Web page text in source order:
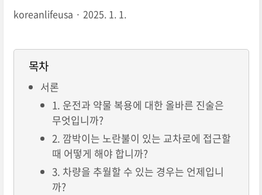
koreanlifeusa 2025. 1. 1.
목차
서론
1. 운전과 약물 복용에 대한 올바른 진술은
무엇입니까?
2. 깜박이는 노란불이 있는 교차로에 접근할
때 어떻게 해야 합니까?
3. 차량을 추월할 수 있는 경우는 언제입니
까?